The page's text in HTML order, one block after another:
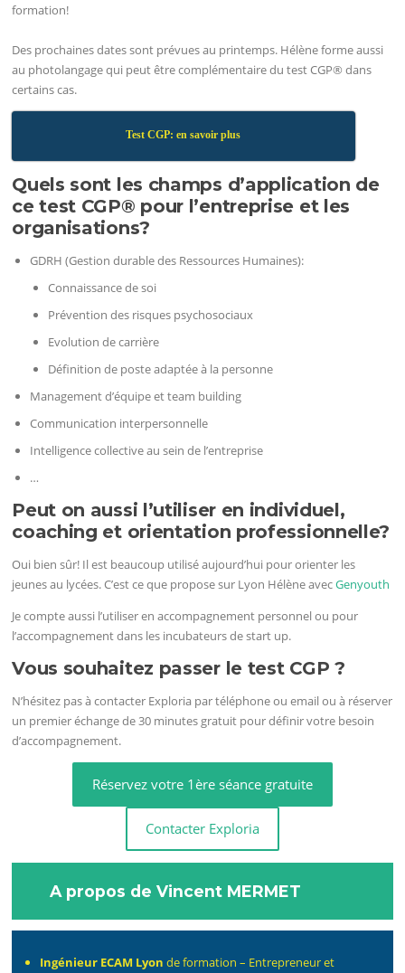
formation!
Des prochaines dates sont prévues au printemps. Hélène forme aussi
au photolangage qui peut être complémentaire du test CGP® dans
certains cas.
Test CGP: en savoir plus
Quels sont les champs d’application de
ce test CGP® pour l’entreprise et les
organisations?
GDRH (Gestion durable des Ressources Humaines):
Connaissance de soi
Prévention des risques psychosociaux
Evolution de carrière
Définition de poste adaptée à la personne
Management d’équipe et team building
Communication interpersonnelle
Intelligence collective au sein de l’entreprise
…
Peut on aussi l’utiliser en individuel,
coaching et orientation professionnelle?
Oui bien sûr! Il est beaucoup utilisé aujourd’hui pour orienter les
jeunes au lycées. C’est ce que propose sur Lyon Hélène avecGenyouth
Je compte aussi l’utiliser en accompagnement personnel ou pour
l’accompagnement dans les incubateurs de start up.
Vous souhaitez passer le test CGP ?
N’hésitez pas à contacter Exploria par téléphone ou email ou à réserver
un premier échange de 30 minutes gratuit pour définir votre besoin
d’accompagnement.
Réservez votre 1ère séance gratuite
Contacter Exploria
A propos de Vincent MERMET
Ingénieur ECAM Lyon de formation – Entrepreneur et